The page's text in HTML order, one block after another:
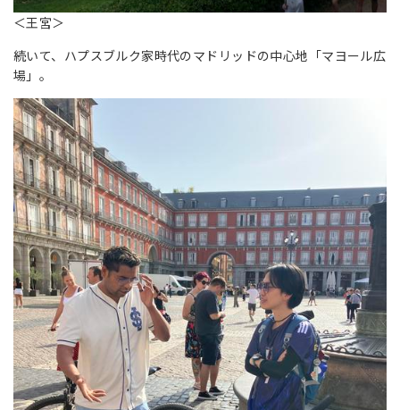
＜王宮＞
続いて、ハプスブルク家時代のマドリッドの中心地「マヨール広
場」。